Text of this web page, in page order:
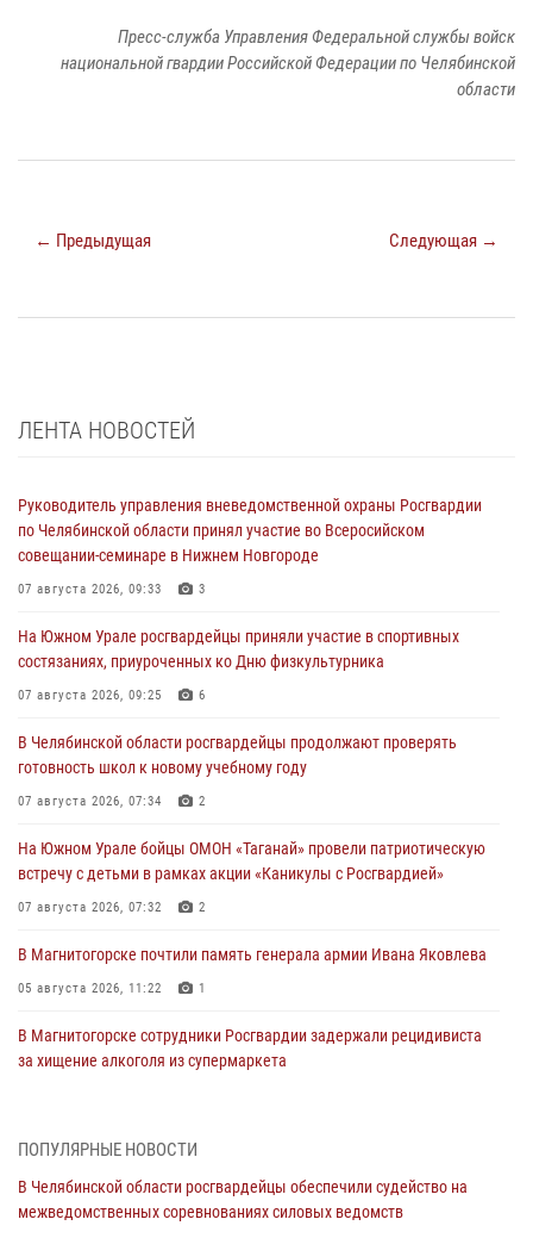
Пресс-служба Управления Федеральной службы войск
национальной гвардии Российской Федерации по Челябинской
области
← Предыдущая Следующая →
ЛЕНТА НОВОСТЕЙ
Руководитель управления вневедомственной охраны Росгвардии
по Челябинской области принял участие во Всеросийском
совещании-семинаре в Нижнем Новгороде
07 августа 2026, 09:33 3
На Южном Урале росгвардейцы приняли участие в спортивных
состязаниях, приуроченных ко Дню физкультурника
07 августа 2026, 09:25 6
В Челябинской области росгвардейцы продолжают проверять
готовность школ к новому учебному году
07 августа 2026, 07:34 2
На Южном Урале бойцы ОМОН «Таганай» провели патриотическую
встречу с детьми в рамках акции «Каникулы с Росгвардией»
07 августа 2026, 07:32 2
В Магнитогорске почтили память генерала армии Ивана Яковлева
05 августа 2026, 11:22 1
В Магнитогорске сотрудники Росгвардии задержали рецидивиста
за хищение алкоголя из супермаркета
На Южном Урале спецназ Росгвардии провел военно-полевые
ПОПУЛЯРНЫЕ НОВОСТИ
В Челябинской области росгвардейцы обеспечили судейство на
межведомственных соревнованиях силовых ведомств